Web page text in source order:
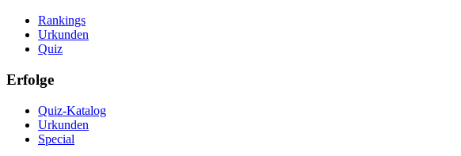
Rankings
Urkunden
Quiz
Erfolge
Quiz-Katalog
Urkunden
Special